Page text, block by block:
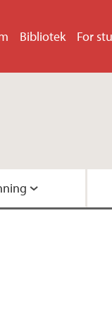
Bibliotek For